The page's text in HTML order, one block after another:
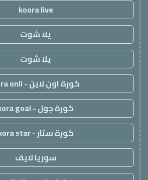
koora live
يلا شوت
يلا شوت
كورة اون لاين - kora onli
كورة جول - kora goal
كورة ستار - kora star
سوريا لايف